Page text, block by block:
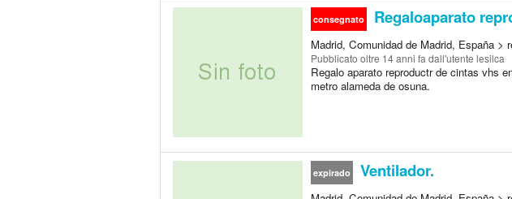
consegnato Regaloaparato
Madrid, Comunidad de Madrid, España >
Pubblicato oltre 14 anni fa dall'utente lesilca
Regalo aparato reproductr de cintas vhs
metro alameda de osuna.
expirado Ventilador.